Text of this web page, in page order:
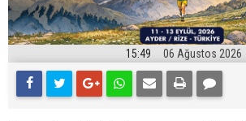
15:49 06 Ağustos 2026